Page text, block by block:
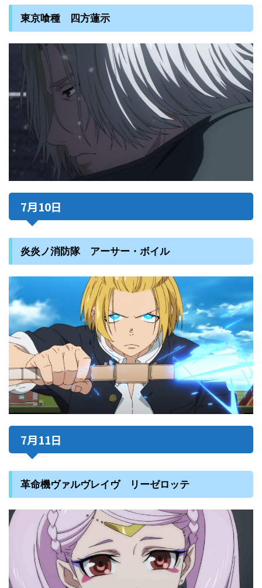
東京喰種 四方蓮示
7月10日
炎炎ノ消防隊 アーサー・ボイル
7月11日
革命機ヴァルヴレイヴ リーゼロッテ